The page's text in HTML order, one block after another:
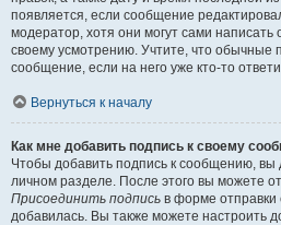
появляется, если сообщение
модератор, хотя они могут сами
своему усмотрению. Учтите, что обычные
сообщение, если на него уже кто-то
Вернуться к началу
Как мне добавить подпись к своему
Чтобы добавить подпись к сообщению, вы
личном разделе. После этого вы можете
Присоединить подпись в форме
добавилась. Вы также можете настроить